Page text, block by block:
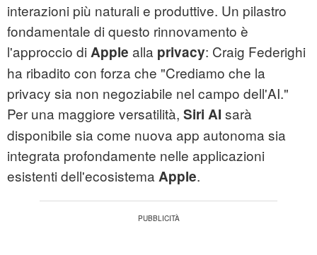
interazioni più naturali e produttive. Un pilastro
fondamentale di questo rinnovamento è
l'approccio di Apple alla privacy: Craig Federighi
ha ribadito con forza che "Crediamo che la
privacy sia non negoziabile nel campo dell'AI."
Per una maggiore versatilità, Siri AI sarà
disponibile sia come nuova app autonoma sia
integrata profondamente nelle applicazioni
esistenti dell'ecosistema Apple.